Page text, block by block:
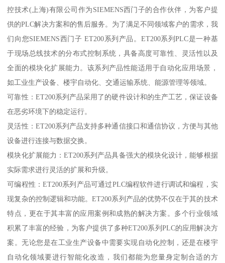
控技术(上海)有限公司作为SIEMENS西门子的合作伙伴，为客户提
供的PLC解决方案和的售后服务。为了满足不同领域客户的需求，我
们向您SIEMENS西门子 ET200系列产品。ET200系列PLC是一种基
于现场总线技术的分布式控制系统，具备高度可靠性、灵活性以及
全面的模块化扩展能力。该系列产品性能适用于自动化应用场景，
如工业生产设备、楼宇自动化、交通运输系统、能源管理等领域。
可靠性：ET200系列产品采用了的硬件设计和的生产工艺，保证设备
在恶劣环境下的稳定运行。
灵活性：ET200系列产品支持多种通信接口和通信协议，方便与其他
设备进行连接与数据交换。
模块化扩展能力：ET200系列产品具备强大的模块化设计，能够根据
实际需求进行灵活的扩展和升级。
可编程性：ET200系列产品可通过PLC编程软件进行调试和编程，实
现复杂的控制逻辑和功能。ET200系列产品的优势不仅在于其的技术
特点，更在于其丰富的应用案例和成熟的解决方案。多个行业领域
积累了丰富的经验，为客户提供了多种ET200系列PLC的应用解决方
案。无论您是在工业生产设备中需要实现自动化控制，还是在楼宇
自动化领域要进行智能化改造，我们都能为您量身定制合适的方